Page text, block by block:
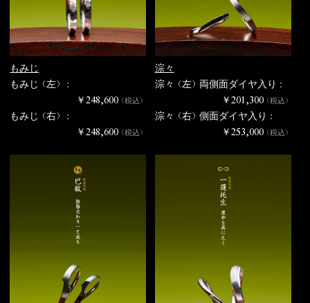
もみじ
もみじ（左） :
￥248,600 （税込）
もみじ（右） :
￥248,600 （税込）
淙々
淙々（左）両側面ダイヤ入り :
￥201,300（税込）
淙々（右）側面ダイヤ入り :
￥253,000（税込）